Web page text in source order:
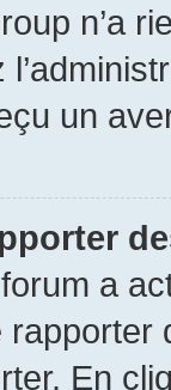
n’a
un
a
En